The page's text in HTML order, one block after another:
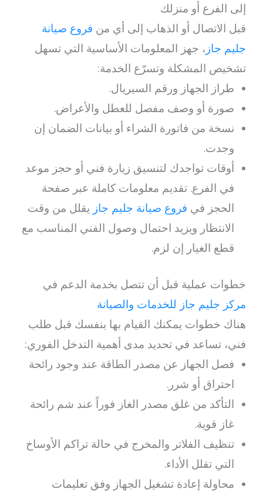
إلى الفرع أو منزلك
قبل الاتصال أو الذهاب إلى أي من فروع صيانة
جليم جاز ، جهز المعلومات الأساسية التي تسهل
تشخيص المشكلة وتسرّع الخدمة:
طراز الجهاز ورقم السيريال.
صورة أو وصف مفصل للعطل والأعراض.
نسخة من فاتورة الشراء أو بيانات الضمان إن
وجدت.
أوقات تواجدك لتنسيق زيارة فني أو حجز موعد
في الفرع. تقديم معلومات كاملة عبر صفحة
الحجز في فروع صيانة جليم جاز يقلل من وقت
الانتظار ويزيد احتمال وصول الفني المناسب مع
قطع الغيار إن لزم.
خطوات عملية قبل أن تتصل بخدمة الدعم في
مركز جليم جاز للخدمات والصيانة
هناك خطوات يمكنك القيام بها بنفسك قبل طلب
فني، تساعد في تحديد مدى أهمية التدخل الفوري:
فصل الجهاز عن مصدر الطاقة عند وجود رائحة
احتراق أو شرر.
التأكد من غلق مصدر الغاز فوراً عند شم رائحة
غاز قوية.
تنظيف الفلاتر والمخرج في حالة تراكم الأوساخ
التي تقلل الأداء.
محاولة إعادة تشغيل الجهاز وفق تعليمات